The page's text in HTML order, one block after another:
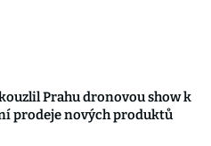
Prahu dronovou show k
prodeje nových produktů